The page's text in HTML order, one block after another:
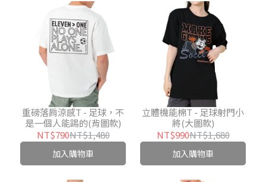
重磅落肩涼感T - 足球，不
是一個人能踢的(背圖款)
NT$790NT$1,480
加入購物車
立體機能棉T - 足球射門小
將(大圖款)
NT$990NT$1,680
加入購物車